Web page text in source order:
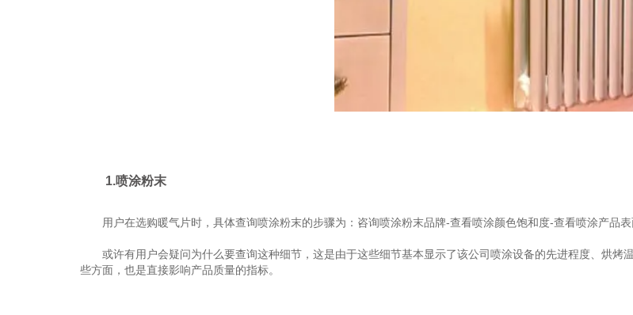
1.喷涂粉末
用户在选购暖气片时，具体查询喷涂粉末的步骤为：咨询喷涂粉末品牌-查看喷涂颜色饱和度-查看喷涂产品表
或许有用户会疑问为什么要查询这种细节，这是由于这些细节基本显示了该公司喷涂设备的先进程度、烘烤
些方面，也是直接影响产品质量的指标。